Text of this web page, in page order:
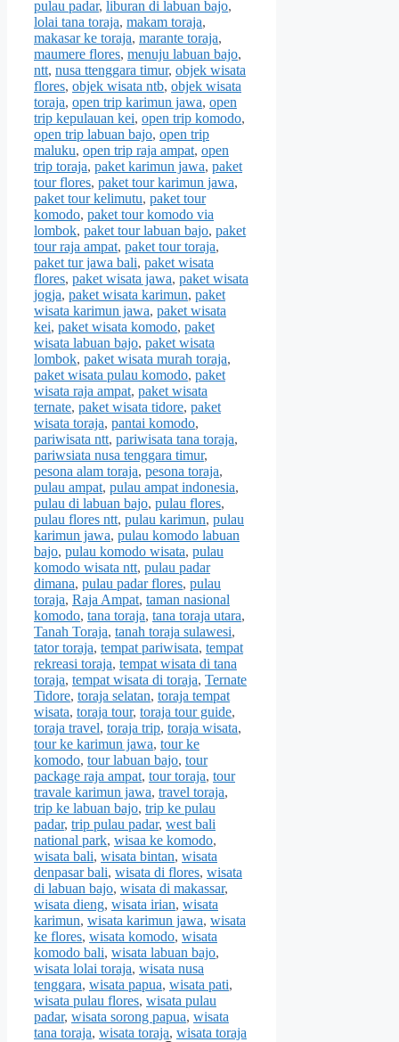
pulau padar, liburan di labuan bajo,
lolai tana toraja, makam toraja,
makasar ke toraja, marante toraja,
maumere flores, menuju labuan bajo,
ntt, nusa ttenggara timur, objek wisata
flores, objek wisata ntb, objek wisata
toraja, open trip karimun jawa, open
trip kepulauan kei, open trip komodo,
open trip labuan bajo, open trip
maluku, open trip raja ampat, open
trip toraja, paket karimun jawa, paket
tour flores, paket tour karimun jawa,
paket tour kelimutu, paket tour
komodo, paket tour komodo via
lombok, paket tour labuan bajo, paket
tour raja ampat, paket tour toraja,
paket tur jawa bali, paket wisata
flores, paket wisata jawa, paket wisata
jogja, paket wisata karimun, paket
wisata karimun jawa, paket wisata
kei, paket wisata komodo, paket
wisata labuan bajo, paket wisata
lombok, paket wisata murah toraja,
paket wisata pulau komodo, paket
wisata raja ampat, paket wisata
ternate, paket wisata tidore, paket
wisata toraja, pantai komodo,
pariwisata ntt, pariwisata tana toraja,
pariwsiata nusa tenggara timur,
pesona alam toraja, pesona toraja,
pulau ampat, pulau ampat indonesia,
pulau di labuan bajo, pulau flores,
pulau flores ntt, pulau karimun, pulau
karimun jawa, pulau komodo labuan
bajo, pulau komodo wisata, pulau
komodo wisata ntt, pulau padar
dimana, pulau padar flores, pulau
toraja, Raja Ampat, taman nasional
komodo, tana toraja, tana toraja utara,
Tanah Toraja, tanah toraja sulawesi,
tator toraja, tempat pariwisata, tempat
rekreasi toraja, tempat wisata di tana
toraja, tempat wisata di toraja, Ternate
Tidore, toraja selatan, toraja tempat
wisata, toraja tour, toraja tour guide,
toraja travel, toraja trip, toraja wisata,
tour ke karimun jawa, tour ke
komodo, tour labuan bajo, tour
package raja ampat, tour toraja, tour
travale karimun jawa, travel toraja,
trip ke labuan bajo, trip ke pulau
padar, trip pulau padar, west bali
national park, wisaa ke komodo,
wisata bali, wisata bintan, wisata
denpasar bali, wisata di flores, wisata
di labuan bajo, wisata di makassar,
wisata dieng, wisata irian, wisata
karimun, wisata karimun jawa, wisata
ke flores, wisata komodo, wisata
komodo bali, wisata labuan bajo,
wisata lolai toraja, wisata nusa
tenggara, wisata papua, wisata pati,
wisata pulau flores, wisata pulau
padar, wisata sorong papua, wisata
tana toraja, wisata toraja, wisata toraja